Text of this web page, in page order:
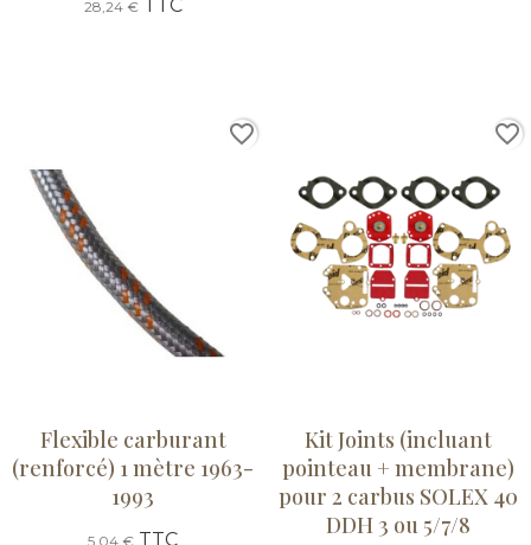
28,24 €TTC
Flexible carburant
(renforcé) 1 mètre 1963-
1993
5,04 € TTC
favorite_border
Kit Joints (incluant
pointeau + membrane)
pour 2 carbus SOLEX 40
DDH 3 ou 5/7/8
favorite_border